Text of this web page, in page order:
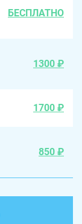
БЕСПЛАТНО
1300 ₽
1700 ₽
850 ₽